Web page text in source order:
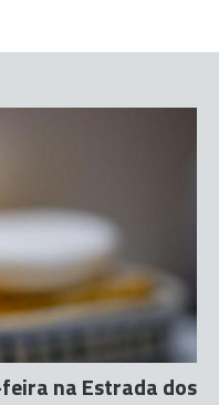
na Estrada dos